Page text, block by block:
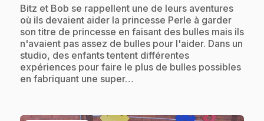
.Bitz et Bob se rappellent une de leurs aventures
où ils devaient aider la princesse Perle à garder
son titre de princesse en faisant des bulles mais ils
n'avaient pas assez de bulles pour l'aider. Dans un
studio, des enfants tentent différentes
expériences pour faire le plus de bulles possibles
en fabriquant une super…